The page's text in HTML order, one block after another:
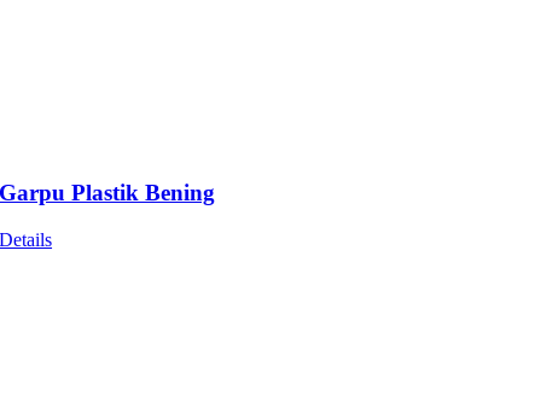
Garpu Plastik Bening
Details